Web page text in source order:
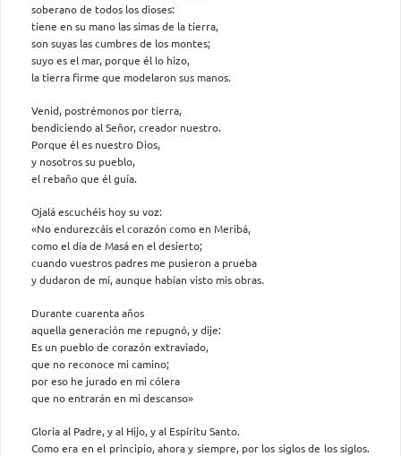
soberano de todos los dioses:
tiene en su mano las simas de la tierra,
son suyas las cumbres de los montes;
suyo es el mar, porque él lo hizo,
la tierra firme que modelaron sus manos.
Venid, postrémonos por tierra,
bendiciendo al Señor, creador nuestro.
Porque él es nuestro Dios,
y nosotros su pueblo,
el rebaño que él guía.
Ojalá escuchéis hoy su voz:
«No endurezcáis el corazón como en Meribá,
como el día de Masá en el desierto;
cuando vuestros padres me pusieron a prueba
y dudaron de mí, aunque habían visto mis obras.
Durante cuarenta años
aquella generación me repugnó, y dije:
Es un pueblo de corazón extraviado,
que no reconoce mi camino;
por eso he jurado en mi cólera
que no entrarán en mi descanso»
Gloria al Padre, y al Hijo, y al Espíritu Santo.
Como era en el principio, ahora y siempre, por los siglos de los siglos.